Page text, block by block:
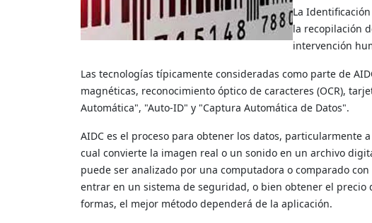
La
la recopilación
intervención
Las tecnologías típicamente consideradas como parte de
magnéticas, reconocimiento óptico de caracteres (OCR),
Automática", "Auto-ID" y "Captura Automática de Datos".
AIDC es el proceso para obtener los datos, particularmente
cual convierte la imagen real o un sonido en un archivo
puede ser analizado por una computadora o comparado
entrar en un sistema de seguridad, o bien obtener el
formas, el mejor método dependerá de la aplicación.